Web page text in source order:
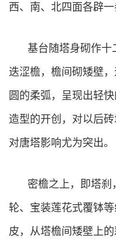
西、南、北四面各辟一
基台随塔身砌作十
迭涩檐，檐间砌矮壁
圆的柔弧，呈现出轻
造型的开创，对以后
对唐塔影响尤为突出。
密檐之上，即塔刹
轮、宝装莲花式覆钵
皮，从塔檐间矮壁上